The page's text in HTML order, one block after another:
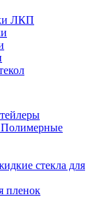
ЛКП
Полимерные
стекла для
пленок